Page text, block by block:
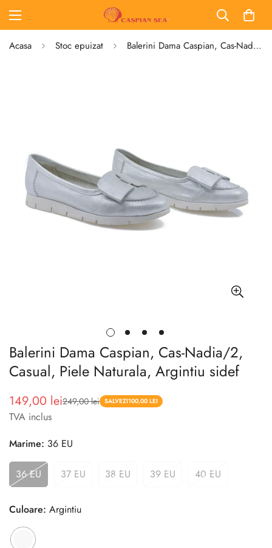
Acasa Stoc epuizat Balerini Dama Caspian, Cas-Nadia/2, Casual, Piele Naturala, Argintiu sidef
Balerini Dama Caspian, Cas-Nadia/2,
Casual, Piele Naturala, Argintiu sidef
Pret
redus
149,00 lei
Pret 249,00 lei SALVEZI100,00 LEI
TVA inclus
Marime: 36 EU
36 EU 37 EU 38 EU 39 EU 40 EU
Culoare: Argintiu